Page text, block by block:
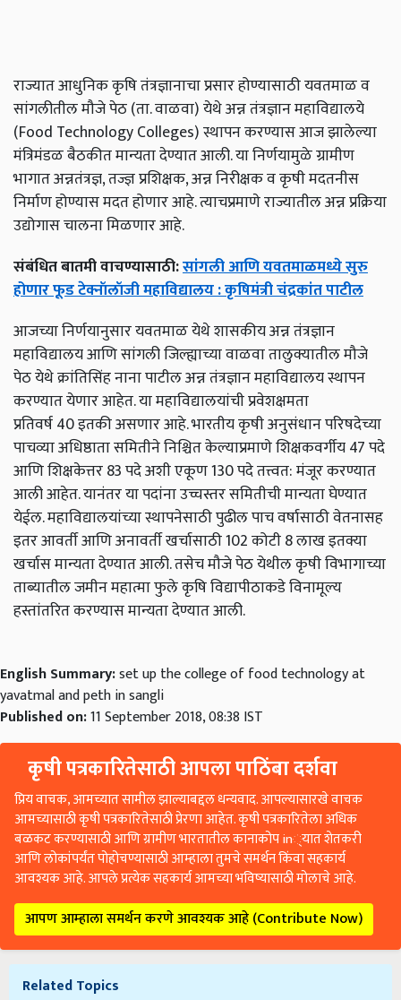
राज्यात आधुनिक कृषि तंत्रज्ञानाचा प्रसार होण्यासाठी यवतमाळ व
सांगलीतील मौजे पेठ (ता. वाळवा) येथे अन्न तंत्रज्ञान महाविद्यालये
(Food Technology Colleges) स्थापन करण्यास आज झालेल्या
मंत्रिमंडळ बैठकीत मान्यता देण्यात आली. या निर्णयामुळे ग्रामीण
भागात अन्नतंत्रज्ञ, तज्ज्ञ प्रशिक्षक, अन्न निरीक्षक व कृषी मदतनीस
निर्माण होण्यास मदत होणार आहे. त्याचप्रमाणे राज्यातील अन्न प्रक्रिया
उद्योगास चालना मिळणार आहे.
संबंधित बातमी वाचण्यासाठी:सांगली आणि यवतमाळमध्ये सुरु
होणार फूड टेक्नॉलॉजी महाविद्यालय : कृषिमंत्री चंद्रकांत पाटील
आजच्या निर्णयानुसार यवतमाळ येथे शासकीय अन्न तंत्रज्ञान
महाविद्यालय आणि सांगली जिल्ह्याच्या वाळवा तालुक्यातील मौजे
पेठ येथे क्रांतिसिंह नाना पाटील अन्न तंत्रज्ञान महाविद्यालय स्थापन
करण्यात येणार आहेत. या महाविद्यालयांची प्रवेशक्षमता
प्रतिवर्ष40इतकी असणार आहे. भारतीय कृषी अनुसंधान परिषदेच्या
पाचव्या अधिष्ठाता समितीने निश्चित केल्याप्रमाणे शिक्षकवर्गीय47पदे
आणि शिक्षकेत्तर83पदे अशी एकूण130पदे तत्त्वत: मंजूर करण्यात
आली आहेत. यानंतर या पदांना उच्चस्तर समितीची मान्यता घेण्यात
येईल. महाविद्यालयांच्या स्थापनेसाठी पुढील पाच वर्षासाठी वेतनासह
इतर आवर्ती आणि अनावर्ती खर्चासाठी102कोटी8लाख इतक्या
खर्चास मान्यता देण्यात आली. तसेच मौजे पेठ येथील कृषी विभागाच्या
ताब्यातील जमीन महात्मा फुले कृषि विद्यापीठाकडे विनामूल्य
हस्तांतरित करण्यास मान्यता देण्यात आली.
English Summary:set up the college of food technology at
yavatmal and peth in sangli
Published on:11 September 2018, 08:38 IST
कृषी पत्रकारितेसाठी आपला पाठिंबा दर्शवा
प्रिय वाचक, आमच्यात सामील झाल्याबद्दल धन्यवाद. आपल्यासारखे वाचक
आमच्यासाठी कृषी पत्रकारितेसाठी प्रेरणा आहेत. कृषी पत्रकारितेला अधिक
बळकट करण्यासाठी आणि ग्रामीण भारतातील कानाकोप in्यात शेतकरी
आणि लोकांपर्यंत पोहोचण्यासाठी आम्हाला तुमचे समर्थन किंवा सहकार्य
आवश्यक आहे. आपले प्रत्येक सहकार्य आमच्या भविष्यासाठी मोलाचे आहे.
आपण आम्हाला समर्थन करणे आवश्यक आहे (Contribute Now)
Related Topics